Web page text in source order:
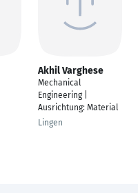
Akhil Varghese
Mechanical
Engineering |
Ausrichtung: Material
Lingen